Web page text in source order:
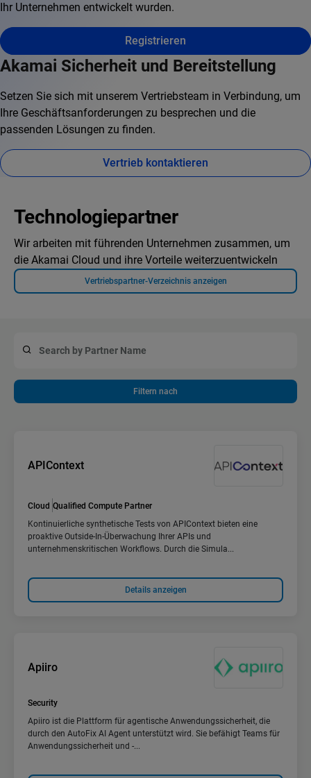
Ihr Unternehmen entwickelt wurden.
Registrieren
Akamai Sicherheit und Bereitstellung
Setzen Sie sich mit unserem Vertriebsteam in Verbindung, um
Ihre Geschäftsanforderungen zu besprechen und die
passenden Lösungen zu finden.
Vertrieb kontaktieren
Technologiepartner
Wir arbeiten mit führenden Unternehmen zusammen, um
die Akamai Cloud und ihre Vorteile weiterzuentwickeln
Vertriebspartner-Verzeichnis anzeigen
Filtern nach
APIContext
Cloud Qualified Compute Partner
Kontinuierliche synthetische Tests von APIContext bieten eine
proaktive Outside-In-Überwachung Ihrer APIs und
unternehmenskritischen Workflows. Durch die Simula...
Details anzeigen
Apiiro
Security
Apiiro ist die Plattform für agentische Anwendungssicherheit, die
durch den AutoFix AI Agent unterstützt wird. Sie befähigt Teams für
Anwendungssicherheit und -...